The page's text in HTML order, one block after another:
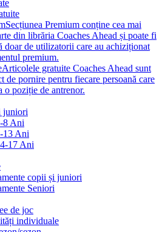
Secțiunea Premium conține cea mai
din librăria Coaches Ahead și poate fi
doar de utilizatorii care au achiziționat
premium.
Articolele gratuite Coaches Ahead sunt
de pornire pentru fiecare persoană care
o poziție de antrenor.
juniori
8 Ani
13 Ani
17 Ani
copii și juniori
Seniori
de joc
individuale